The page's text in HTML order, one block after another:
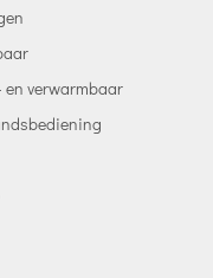
en verwarmbaar